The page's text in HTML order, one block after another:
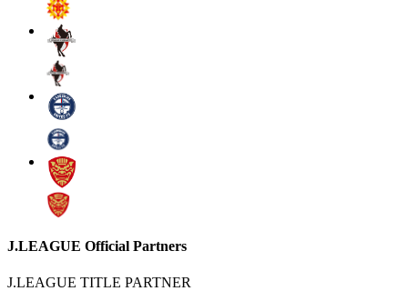
J.LEAGUE Official Partners
J.LEAGUE TITLE PARTNER